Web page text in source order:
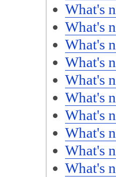
What's
What's
What's
What's
What's
What's
What's
What's
What's
What's